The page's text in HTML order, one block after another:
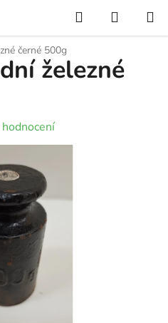
Hledat
KOŠÍK
černé 500g
železné